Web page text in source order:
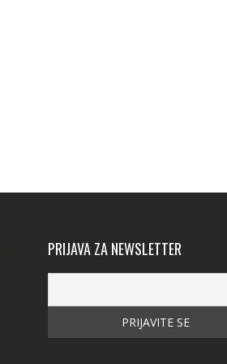
PRIJAVA ZA NEWSLETTER